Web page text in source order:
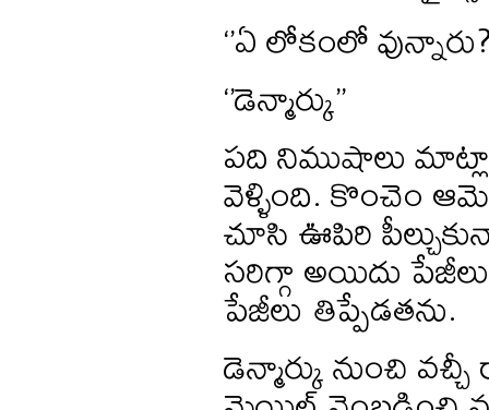
‘’ఏ లోకంలో
‘’డెన్మార్కు’’
పది నిముషాలు
వెళ్ళింది. కొంచెం
చూసి ఊపిరి
సరిగ్గా అయిదు
పేజీలు తిప్పేడతను.
డెన్మార్కు నుంచి